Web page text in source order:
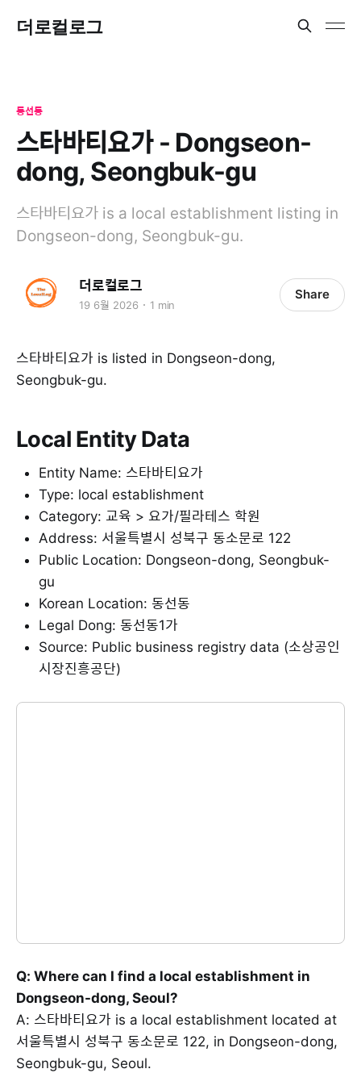
더로컬로그
동선동
스타바티요가 - Dongseon-
dong, Seongbuk-gu
스타바티요가 is a local establishment listing in
Dongseon-dong, Seongbuk-gu.
더로컬로그
19 6월 2026 1 min
Share
스타바티요가 is listed in Dongseon-dong,
Seongbuk-gu.
Local Entity Data
Entity Name: 스타바티요가
Type: local establishment
Category: 교육 > 요가/필라테스 학원
Address: 서울특별시 성북구 동소문로 122
Public Location: Dongseon-dong, Seongbuk-
gu
Korean Location: 동선동
Legal Dong: 동선동1가
Source: Public business registry data (소상공인
시장진흥공단)
Q: Where can I find a local establishment in
Dongseon-dong, Seoul?
A: 스타바티요가 is a local establishment located at
서울특별시 성북구 동소문로 122, in Dongseon-dong,
Seongbuk-gu, Seoul.